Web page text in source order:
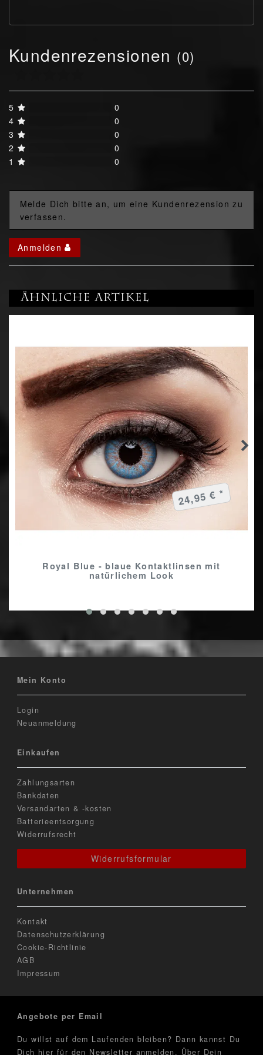
Kundenrezensionen (0)
5
0
4
0
3
0
2
0
1
0
Melde Dich bitte an, um eine Kundenrezension zu
verfassen.
Anmelden
Ähnliche Artikel
Royal Blue - blaue Kontaktlinsen mit
natürlichem Look
24,95 € *
Mein Konto
Login
Neuanmeldung
Einkaufen
Zahlungsarten
Bankdaten
Versandarten & -kosten
Batterieentsorgung
Widerrufsrecht
Widerrufsformular
Unternehmen
Kontakt
Datenschutzerklärung
Cookie-Richtlinie
AGB
Impressum
Angebote per Email
Du willst auf dem Laufenden bleiben? Dann kannst Du
Dich hier für den Newsletter anmelden. Über Dein